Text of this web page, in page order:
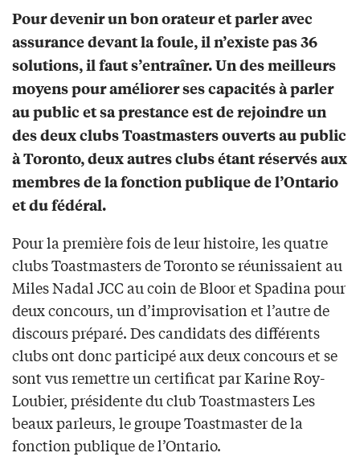
Pour devenir un bon orateur et parler avec
assurance devant la foule, il n’existe pas 36
solutions, il faut s’entraîner. Un des meilleurs
moyens pour améliorer ses capacités à parler
au public et sa prestance est de rejoindre un
des deux clubs Toastmasters ouverts au public
à Toronto, deux autres clubs étant réservés aux
membres de la fonction publique de l’Ontario
et du fédéral.
Pour la première fois de leur histoire, les quatre
clubs Toastmasters de Toronto se réunissaient au
Miles Nadal JCC au coin de Bloor et Spadina pour
deux concours, un d’improvisation et l’autre de
discours préparé. Des candidats des différents
clubs ont donc participé aux deux concours et se
sont vus remettre un certificat par Karine Roy-
Loubier, présidente du club Toastmasters Les
beaux parleurs, le groupe Toastmaster de la
fonction publique de l’Ontario.